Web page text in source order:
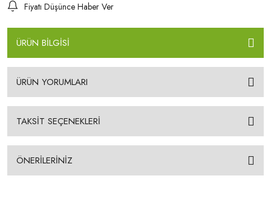
Fiyatı Düşünce Haber Ver
ÜRÜN BİLGİSİ
ÜRÜN YORUMLARI
TAKSİT SEÇENEKLERİ
ÖNERİLERİNİZ